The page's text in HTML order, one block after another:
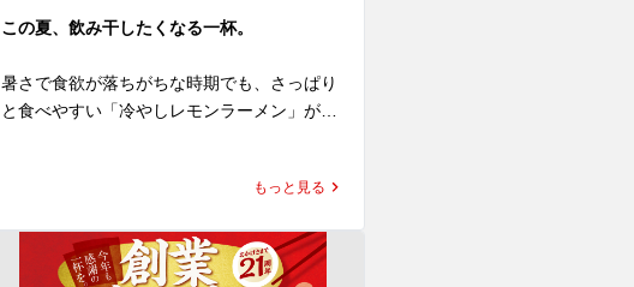
この夏、飲み干したくなる一杯。
暑さで食欲が落ちがちな時期でも、さっぱり
と食べやすい「冷やしレモンラーメン」が期
レモンピールを使用した特製のレモン塩醤が
のかな苦みがクセになる、一度食べたら忘れ
られない本格的な味わいです。
もっと見る